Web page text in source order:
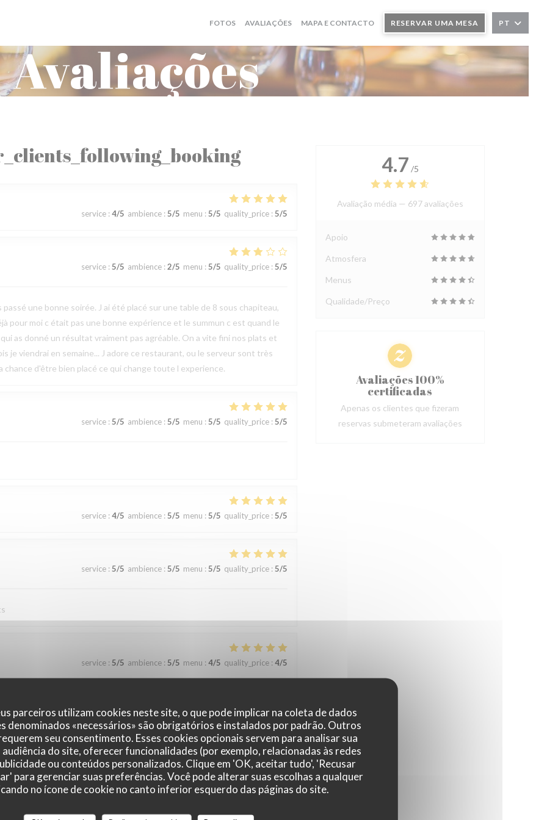
parceiros utilizam cookies neste site, o que pode implicar na coleta de dados
denominados «necessários» são obrigatórios e instalados por padrão. Outros
seu consentimento. Esses cookies opcionais servem para analisar sua
do site, oferecer funcionalidades (por exemplo, relacionadas às redes
ou conteúdos personalizados. Clique em 'OK, aceitar tudo', 'Recusar
para gerenciar suas preferências. Você pode alterar suas escolhas a qualquer
no ícone de cookie no canto inferior esquerdo das páginas do site.
FOTOS AVALIAÇÕES MAPA E CONTACTO RESERVAR UMA MESA PT
Avaliações
service: 4/5 ambience: 5/5 menu : 5/5 quality_price: 5/5
service: 5/5 ambience: 2/5 menu : 5/5 quality_price: 5/5
une bonne soirée. J ai été placé sur une table de 8 sous chapiteau,
pour moi c était pas une bonne expérience et le summun c est quand le
as donné un résultat vraiment pas agréable. On a vite fini nos plats et
je viendrai en semaine... J adore ce restaurant, ou le serveur sont très
d'être bien placé ce qui change toute l experience.
service: 5/5 ambience: 5/5 menu : 5/5 quality_price: 5/5
service: 4/5 ambience: 5/5 menu : 5/5 quality_price: 5/5
service: 5/5 ambience: 5/5 menu : 5/5 quality_price: 5/5
service: 5/5 ambience: 5/5 menu : 4/5 quality_price: 4/5
service:4/5 ambience: 5/5 menu: 4/5 quality_price : 4/5
de nos demandes! Nous avons passé un chouette moment en famille !
4.7 /5
Avaliação média — 697 avaliações
Apoio
Atmosfera
Menus
Qualidade/Preço
Avaliações 100%
certificadas
Apenas os clientes que fizeram
reservas submeteram avaliações